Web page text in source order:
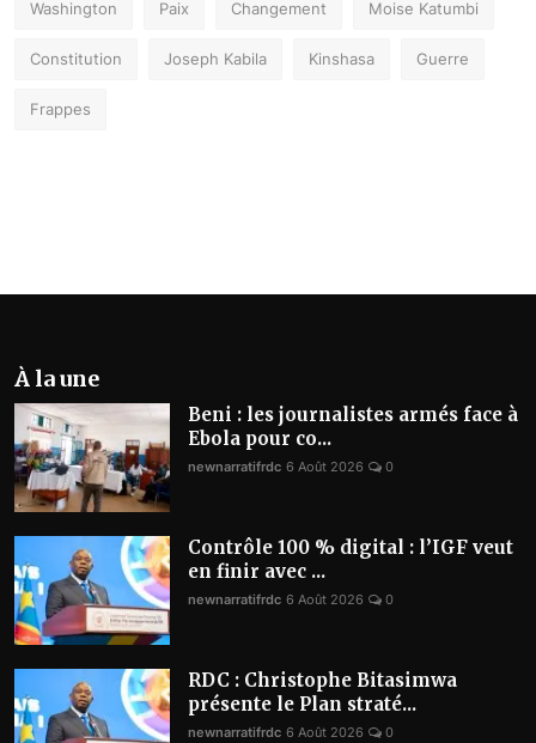
Washington Paix Changement Moise Katumbi
Constitution Joseph Kabila Kinshasa Guerre
Frappes
À la une
Beni : les journalistes armés face à
Ebola pour co...
newnarratifrdc 6 Août 2026 0
Contrôle 100 % digital : l’IGF veut
en finir avec ...
newnarratifrdc 6 Août 2026 0
RDC : Christophe Bitasimwa
présente le Plan straté...
newnarratifrdc 6 Août 2026 0